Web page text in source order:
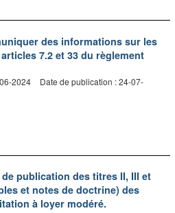
des informations sur les
7.2 et 33 du règlement
2024
Date de publication : 24-07-
publication des titres II, III et
et notes de doctrine) des
à loyer modéré.